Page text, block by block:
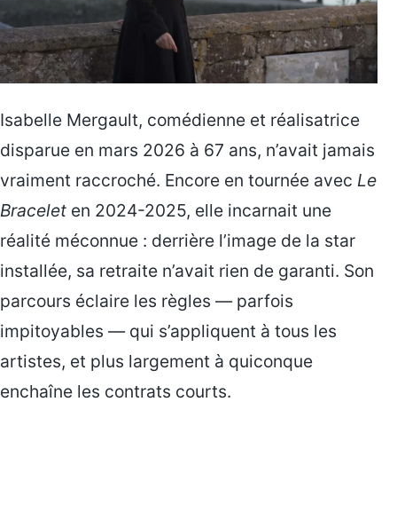
Isabelle Mergault, comédienne et réalisatrice
disparue en mars 2026 à 67 ans, n’avait jamais
vraiment raccroché. Encore en tournée avec Le
Bracelet en 2024-2025, elle incarnait une
réalité méconnue : derrière l’image de la star
installée, sa retraite n’avait rien de garanti. Son
parcours éclaire les règles — parfois
impitoyables — qui s’appliquent à tous les
artistes, et plus largement à quiconque
enchaîne les contrats courts.